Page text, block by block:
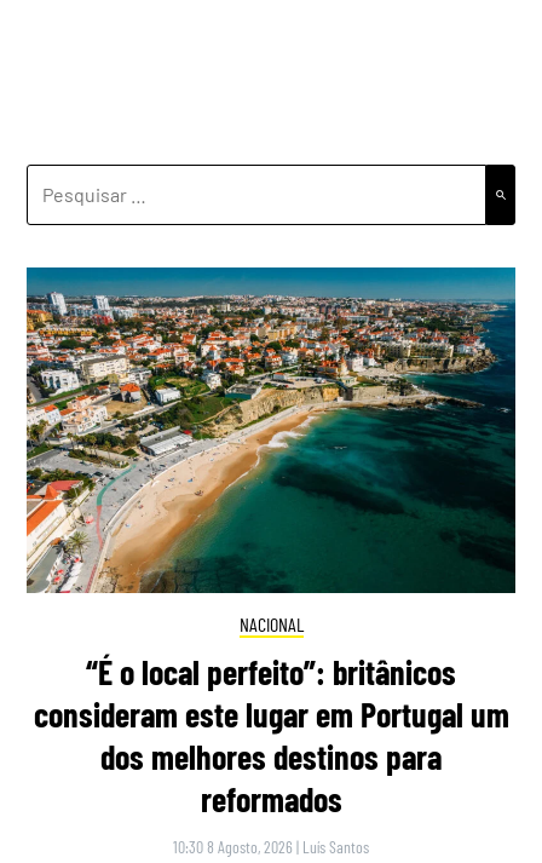
NACIONAL
“É o local perfeito”: britânicos
consideram este lugar em Portugal um
dos melhores destinos para
reformados
10:30 8 Agosto, 2026 | Luís Santos